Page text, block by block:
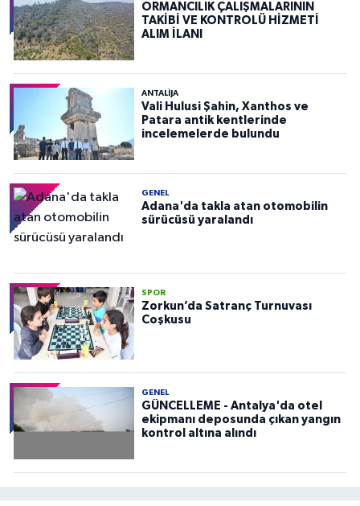
ORMANCILIK ÇALIŞMALARININ
TAKİBİ VE KONTROLÜ HİZMETİ
ALIM İLANI
ANTALIJA
Vali Hulusi Şahin, Xanthos ve
Patara antik kentlerinde
incelemelerde bulundu
GENEL
Adana'da takla atan otomobilin
sürücüsü yaralandı
SPOR
Zorkun’da Satranç Turnuvası
Coşkusu
GENEL
GÜNCELLEME - Antalya'da otel
ekipmanı deposunda çıkan yangın
kontrol altına alındı